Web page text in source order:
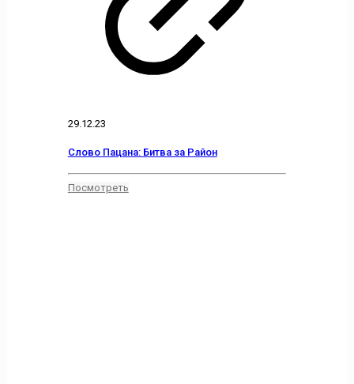
29.12.23
Слово Пацана: Битва за Район
Посмотреть